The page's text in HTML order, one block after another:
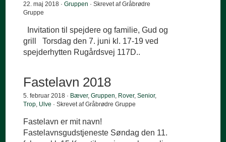
22. maj 2018 ·Gruppen · Skrevet af Gråbrødre
Gruppe
Invitation til spejdere og familie, Gud og
grill Torsdag den 7. juni kl. 17-19 ved
spejderhytten Rugårdsvej 117D..
Fastelavn 2018
5. februar 2018 · Bæver,Gruppen, Rover,Senior,
Trop, Ulve · Skrevet af Gråbrødre Gruppe
Fastelavn er mit navn!
Fastelavnsgudstjeneste Søndag den 11.